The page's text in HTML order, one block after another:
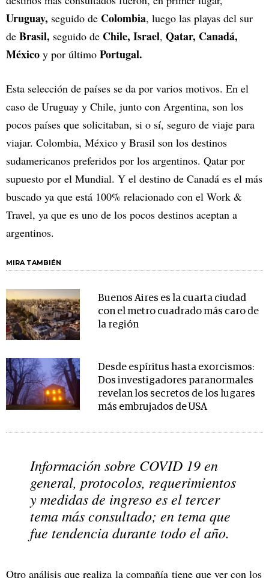
Uruguay, seguido de Colombia, luego las playas del sur
de Brasil, seguido de Chile, Israel, Qatar, Canadá,
México y por último Portugal.
Esta selección de países se da por varios motivos. En el
caso de Uruguay y Chile, junto con Argentina, son los
pocos países que solicitaban, si o sí, seguro de viaje para
viajar. Colombia, México y Brasil son los destinos
sudamericanos preferidos por los argentinos. Qatar por
supuesto por el Mundial. Y el destino de Canadá es el más
buscado ya que está 100% relacionado con el Work &
Travel, ya que es uno de los pocos destinos aceptan a
argentinos.
MIRA TAMBIÉN
Buenos Aires es la cuarta ciudad
con el metro cuadrado más caro de
la región
Desde espíritus hasta exorcismos:
Dos investigadores paranormales
revelan los secretos de los lugares
más embrujados de USA
Información sobre COVID 19 en
general, protocolos, requerimientos
y medidas de ingreso es el tercer
tema más consultado; en tema que
fue tendencia durante todo el año.
Otro análisis que realiza la compañía tiene que ver con los